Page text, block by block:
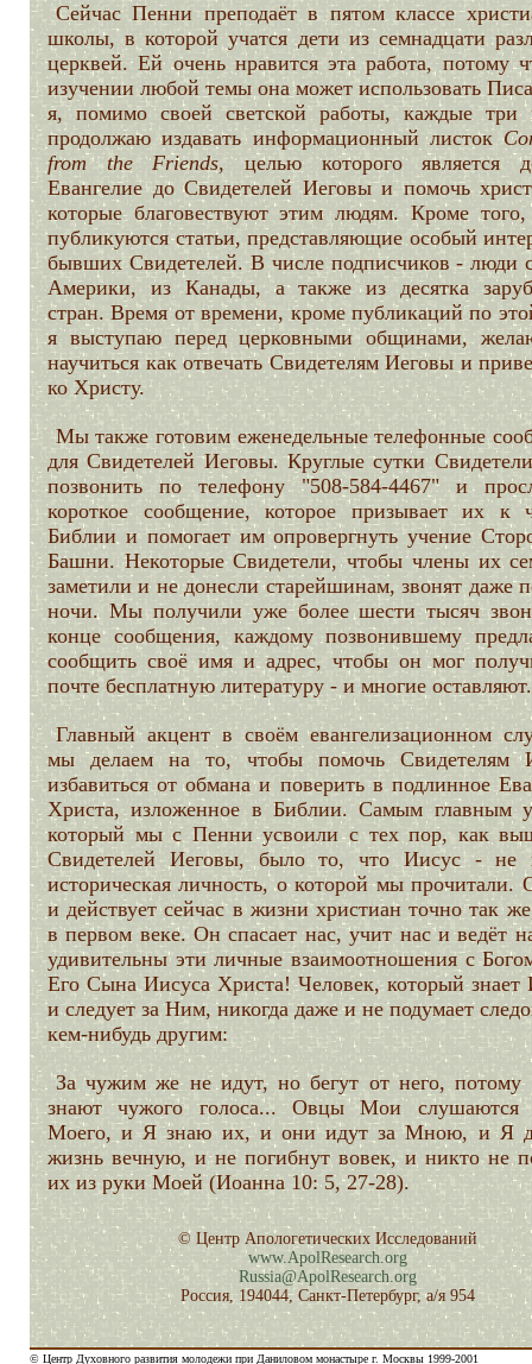
Сейчас Пенни преподаёт в пятом классе
школы, в которой учатся дети из семнадцати
церквей. Ей очень нравится эта работа, потому
изучении любой темы она может использовать
я, помимо своей светской работы, каждые три
продолжаю издавать информационный листок
from the Friends, целью которого является
Евангелие до Свидетелей Иеговы и помочь
которые благовествуют этим людям. Кроме
публикуются статьи, представляющие особый
бывших Свидетелей. В числе подписчиков - люди
Америки, из Канады, а также из десятка
стран. Время от времени, кроме публикаций по
я выступаю перед церковными общинами,
научиться как отвечать Свидетелям Иеговы и
ко Христу.
Мы также готовим еженедельные телефонные
для Свидетелей Иеговы. Круглые сутки
позвонить по телефону "508-584-4467" и
короткое сообщение, которое призывает их к
Библии и помогает им опровергнуть учение
Башни. Некоторые Свидетели, чтобы члены их
заметили и не донесли старейшинам, звонят даже
ночи. Мы получили уже более шести тысяч
конце сообщения, каждому позвонившему
сообщить своё имя и адрес, чтобы он мог
почте бесплатную литературу - и многие оставляют.
Главный акцент в своём евангелизационном
мы делаем на то, чтобы помочь Свидетелям
избавиться от обмана и поверить в подлинное
Христа, изложенное в Библии. Самым главным
который мы с Пенни усвоили с тех пор, как
Свидетелей Иеговы, было то, что Иисус - не
историческая личность, о которой мы прочитали.
и действует сейчас в жизни христиан точно так
в первом веке. Он спасает нас, учит нас и ведёт
удивительны эти личные взаимоотношения с
Его Сына Иисуса Христа! Человек, который знает
и следует за Ним, никогда даже и не подумает
кем-нибудь другим:
За чужим же не идут, но бегут от него, потому
знают чужого голоса... Овцы Мои слушаются
Моего, и Я знаю их, и они идут за Мною, и Я
жизнь вечную, и не погибнут вовек, и никто не
их из руки Моей (Иоанна 10: 5, 27-28).
© Центр Апологетических Исследований
www.ApolResearch.org
Russia@ApolResearch.org
Россия, 194044, Санкт-Петербург, а/я 954
© Центр Духовного развития молодежи при Даниловом монастыре г. Москвы 1999-2001